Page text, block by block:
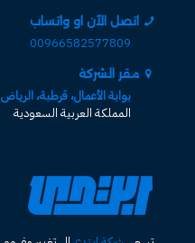
اتصل الآن او واتساب
00966582577809
مقر الشركة
بوابة الأعمال، قرطبة، الرياض
المملكة العربية السعودية